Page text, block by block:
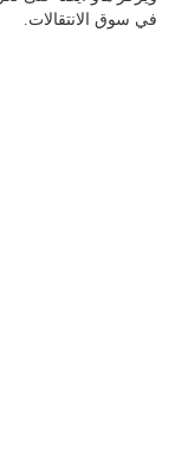
في سوق الانتقالات.